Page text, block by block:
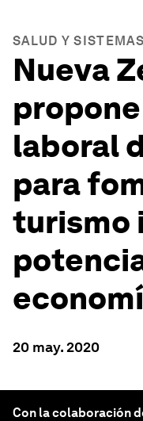
SALUD Y
Nueva
laboral
para
turismo
20 may. 2020
Con la colaboración